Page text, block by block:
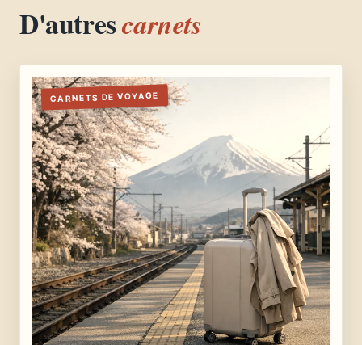
D'autrescarnets
CARNETS DE VOYAGE